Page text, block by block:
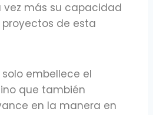
más su capacidad
de esta
embellece el
que también
en la manera en